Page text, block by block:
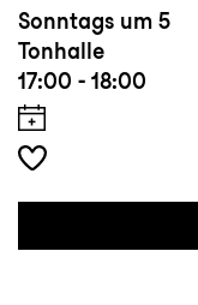
Sonntags um 5
Tonhalle
17:00 - 18:00